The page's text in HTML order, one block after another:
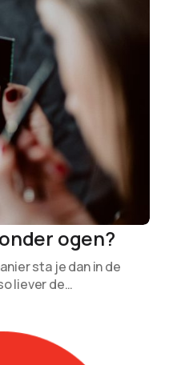
ogen?
sta je dan in de
liever de…